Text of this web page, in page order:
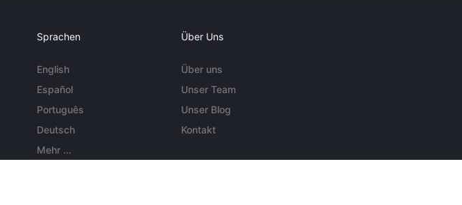
Sprachen
English
Español
Português
Deutsch
Mehr ...
Über Uns
Über uns
Unser Team
Unser Blog
Kontakt